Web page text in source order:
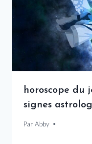
horoscope du
signes
Par Abby
31 décembre 2025